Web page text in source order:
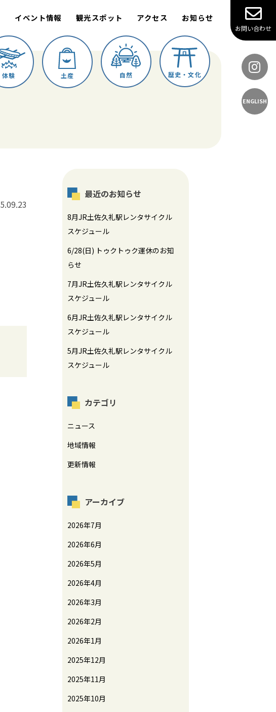
イベント情報 観光スポット アクセス お知らせ
お問い合わせ
ENGLISH
体験 土産 自然 歴史・文化
最近のお知らせ
8月JR土佐久礼駅レンタサイクル
スケジュール
6/28(日) トゥクトゥク運休のお知
らせ
7月JR土佐久礼駅レンタサイクル
スケジュール
6月JR土佐久礼駅レンタサイクル
スケジュール
5月JR土佐久礼駅レンタサイクル
スケジュール
カテゴリ
ニュース
地域情報
更新情報
アーカイブ
2026年7月
2026年6月
2026年5月
2026年4月
2026年3月
2026年2月
2026年1月
2025年12月
2025年11月
2025年10月